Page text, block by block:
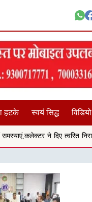
हटके स्वयं सिद्ध विडियो
त्वरित निराकरण के निर्देश